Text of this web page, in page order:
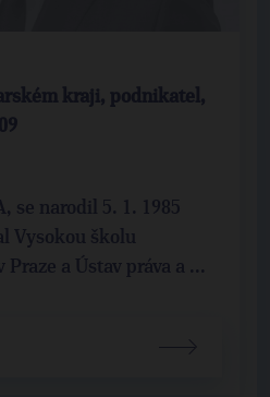
kraji, podnikatel,
se narodil 5. 1. 1985
Vysokou školu
a Ústav práva a ...